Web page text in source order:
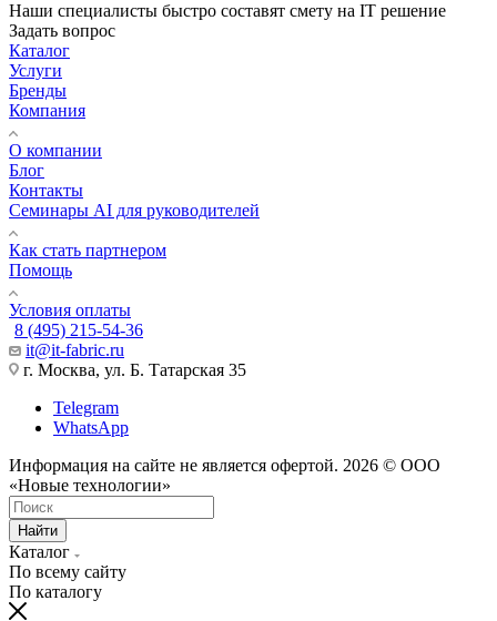
Наши специалисты быстро составят смету на IT решение
Задать вопрос
Каталог
Услуги
Бренды
Компания
О компании
Блог
Контакты
Семинары AI для руководителей
Как стать партнером
Помощь
Условия оплаты
8 (495) 215-54-36
it@it-fabric.ru
г. Москва, ул. Б. Татарская 35
Telegram
WhatsApp
Информация на сайте не является офертой. 2026 © ООО
«Новые технологии»
Найти
Каталог
По всему сайту
По каталогу